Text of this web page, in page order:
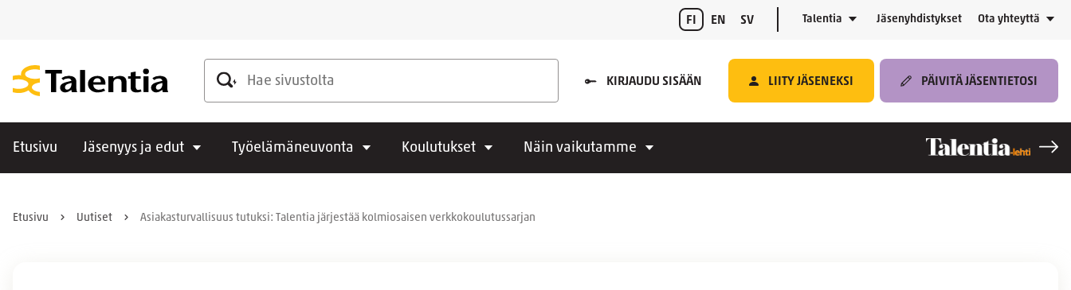
FI EN SV Talentia Jäsenyhdistykset Ota yhteyttä
Hae sivustolta
KIRJAUDU SISÄÄN LIITY JÄSENEKSI PÄIVITÄ JÄSENTIETOSI
Etusivu Jäsenyys ja edut Työelämäneuvonta Koulutukset Näin vaikutamme
Etusivu Uutiset Asiakasturvallisuus tutuksi: Talentia järjestää kolmiosaisen verkkokoulutussarjan